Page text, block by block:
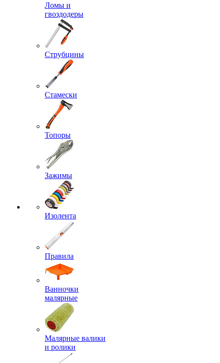
Ломы и
гвоздодеры
Струбцины
Стамески
Топоры
Зажимы
Изолента
Правила
Ванночки
малярные
Малярные валики
и ролики